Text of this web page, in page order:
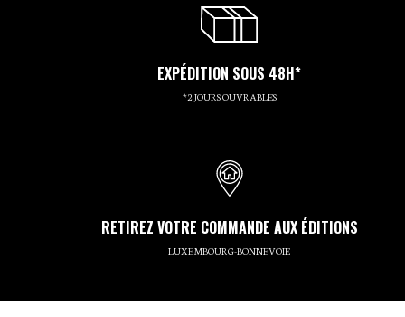
EXPÉDITION SOUS 48H*
*2 JOURS OUVRABLES
RETIREZ VOTRE COMMANDE AUX ÉDITIONS
LUXEMBOURG-BONNEVOIE